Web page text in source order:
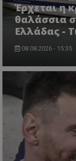
Έρχεται η
θαλάσσια
Ελλάδας -
08.08.2026 - 15:35